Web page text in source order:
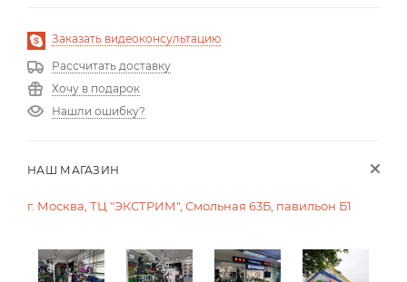
Заказать видеоконсультацию
Рассчитать доставку
Хочу в подарок
Нашли ошибку?
НАШ МАГАЗИН
г. Москва, ТЦ "ЭКСТРИМ", Смольная 63Б, павильон Б1